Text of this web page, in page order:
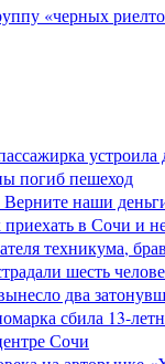
«черных
погиб пешеход
наши
в Сочи и
техникума,
шесть
два
сбила 13-
Сочи